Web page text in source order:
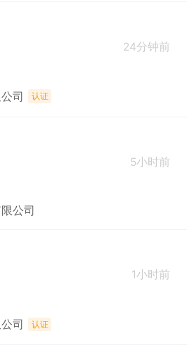
24分钟前
司 认证
5小时前
公司
1小时前
司 认证